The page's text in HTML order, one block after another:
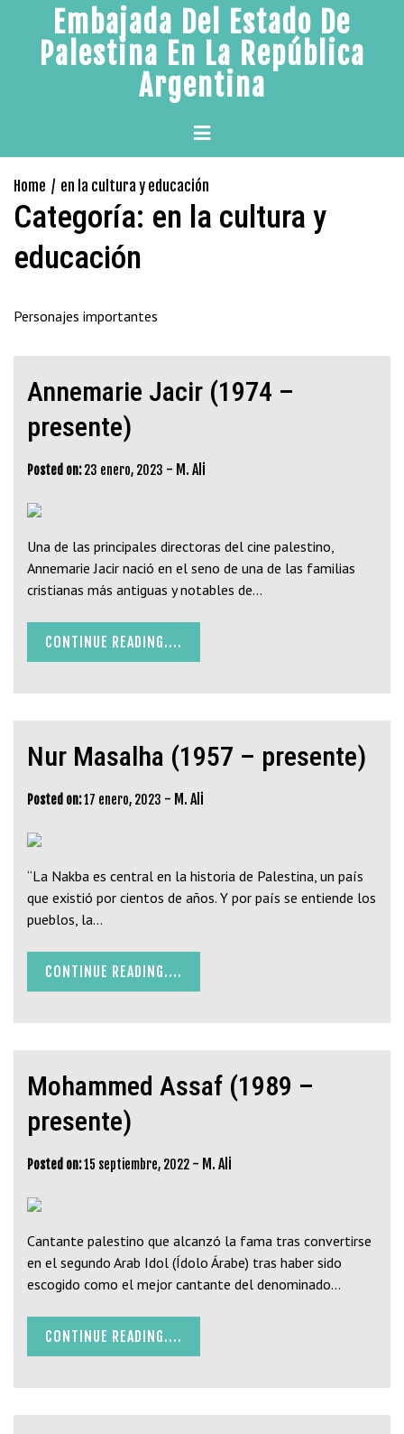
content
Embajada Del Estado De
Palestina En La República
Argentina
Primary
Menu
Home en la cultura y educación
Categoría: en la cultura y
educación
Personajes importantes
Annemarie Jacir (1974 –
presente)
Posted on: 23 enero, 2023 - M. Ali
Una de las principales directoras del cine palestino,
Annemarie Jacir nació en el seno de una de las familias
cristianas más antiguas y notables de…
CONTINUE READING....
Nur Masalha (1957 – presente)
Posted on:17 enero, 2023 - M. Ali
“La Nakba es central en la historia de Palestina, un país
que existió por cientos de años. Y por país se entiende los
pueblos, la…
CONTINUE READING....
Mohammed Assaf (1989 –
presente)
Posted on:15 septiembre, 2022 - M. Ali
Cantante palestino que alcanzó la fama tras convertirse
en el segundo Arab Idol (Ídolo Árabe) tras haber sido
escogido como el mejor cantante del denominado…
CONTINUE READING....